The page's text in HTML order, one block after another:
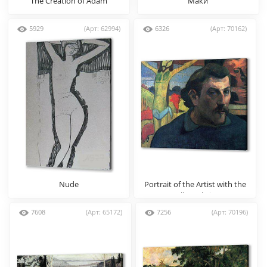
5929 (Арт: 62994)
Nude
6326 (Арт: 70162)
Portrait of the Artist with the
Yellow Christ
7608 (Арт: 65172) 7256 (Арт: 70196)